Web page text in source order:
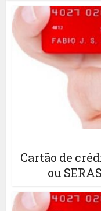
Cartão de
ou